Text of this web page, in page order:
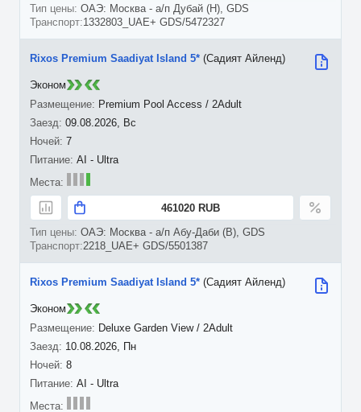
ОАЭ: Москва - а/п Дубай (H), GDS
1332803_UAE+ GDS/5472327
09.08.2026, Вс
7
Rixos Premium Saadiyat Island 5* (Садият Айленд)
Premium Pool Access / 2Adult
AI - Ultra
461020 RUB
ОАЭ: Москва - а/п Абу-Даби (B), GDS
2218_UAE+ GDS/5501387
Эконом
10.08.2026, Пн
8
Rixos Premium Saadiyat Island 5* (Садият Айленд)
Deluxe Garden View / 2Adult
AI - Ultra
Эконом